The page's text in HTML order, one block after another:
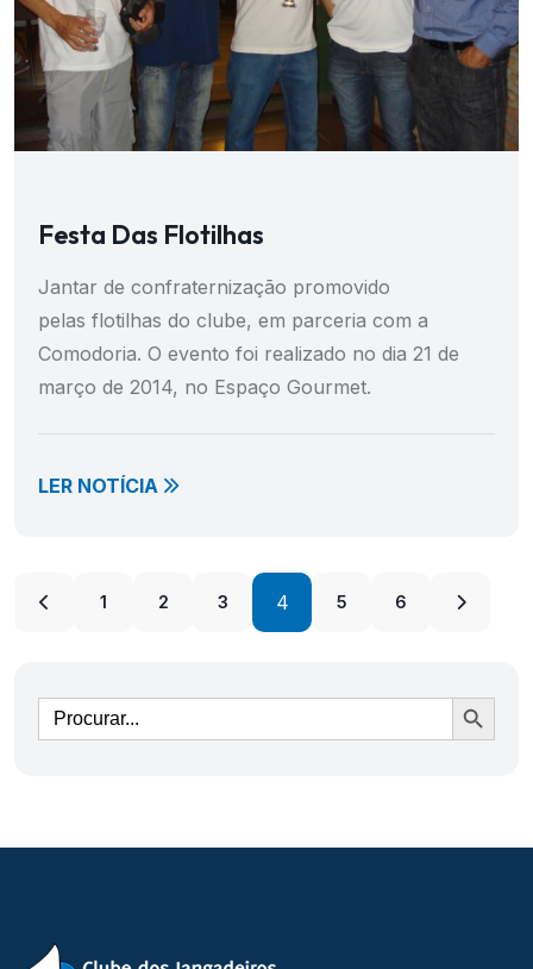
Festa Das Flotilhas
Jantar de confraternização promovido
pelas flotilhas do clube, em parceria com a
Comodoria. O evento foi realizado no dia 21 de
março de 2014, no Espaço Gourmet.
LER NOTÍCIA
1 2 3 4 5 6
Ir